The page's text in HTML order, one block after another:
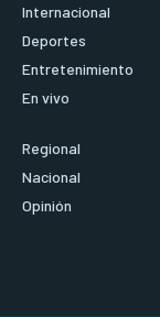
Internacional
Deportes
Entretenimiento
En vivo
Regional
Nacional
Opinión